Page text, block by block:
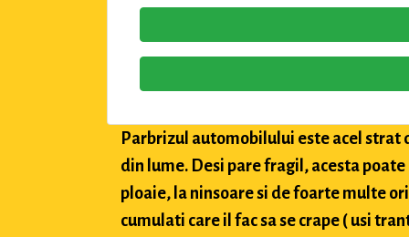
Parbrizul automobilului este acel strat
din lume. Desi pare fragil, acesta
ploaie, la ninsoare si de foarte multe
cumulati care il fac sa se crape ( usi